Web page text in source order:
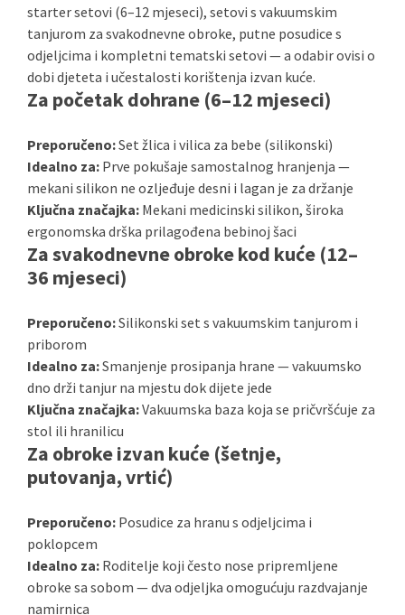
starter setovi (6–12 mjeseci), setovi s vakuumskim
tanjurom za svakodnevne obroke, putne posudice s
odjeljcima i kompletni tematski setovi — a odabir ovisi o
dobi djeteta i učestalosti korištenja izvan kuće.
Za početak dohrane (6–12 mjeseci)
Preporučeno:Set žlica i vilica za bebe (silikonski)
Idealno za: Prve pokušaje samostalnog hranjenja —
mekani silikon ne ozljeđuje desni i lagan je za držanje
Ključna značajka: Mekani medicinski silikon, široka
ergonomska drška prilagođena bebinoj šaci
Za svakodnevne obroke kod kuće (12–
36 mjeseci)
Preporučeno:Silikonski set s vakuumskim tanjurom i
priborom
Idealno za:Smanjenje prosipanja hrane — vakuumsko
dno drži tanjur na mjestu dok dijete jede
Ključna značajka:Vakuumska baza koja se pričvršćuje za
stol ili hranilicu
Za obroke izvan kuće (šetnje,
putovanja, vrtić)
Preporučeno: Posudice za hranu s odjeljcima i
poklopcem
Idealno za: Roditelje koji često nose pripremljene
obroke sa sobom — dva odjeljka omogućuju razdvajanje
namirnica